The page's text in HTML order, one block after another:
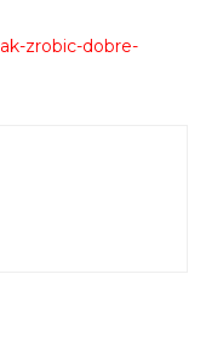
zrobic-dobre-